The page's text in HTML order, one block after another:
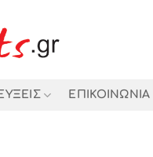
ΕΠΙΚΟΙΝΩΝΙΑ